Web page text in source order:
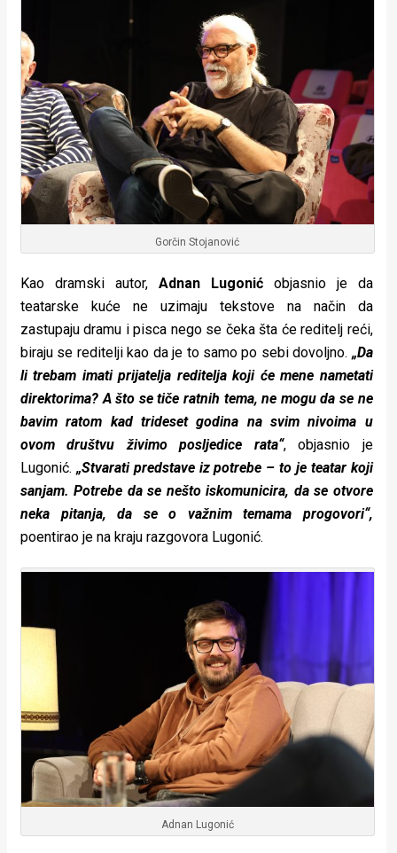
Gorčin Stojanović
Kao dramski autor,Adnan Lugonić objasnio je da
teatarske kuće ne uzimaju tekstove na način da
zastupaju dramu i pisca nego se čeka šta će reditelj reći,
biraju se reditelji kao da je to samo po sebi dovoljno. „Da
li trebam imati prijatelja reditelja koji će mene nametati
direktorima? A što se tiče ratnih tema, ne mogu da se ne
bavim ratom kad trideset godina na svim nivoima u
ovom društvu živimo posljedice rata“, objasnio je
Lugonić. „Stvarati predstave iz potrebe – to je teatar koji
sanjam. Potrebe da se nešto iskomunicira, da se otvore
neka pitanja, da se o važnim temama progovori“,
poentirao je na kraju razgovora Lugonić.
Adnan Lugonić